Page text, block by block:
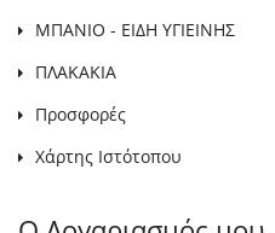
ΜΠΑΝΙΟ - ΕΙΔΗ ΥΓΙΕΙΝΗΣ
ΠΛΑΚΑΚΙΑ
Προσφορές
Χάρτης Ιστότοπου